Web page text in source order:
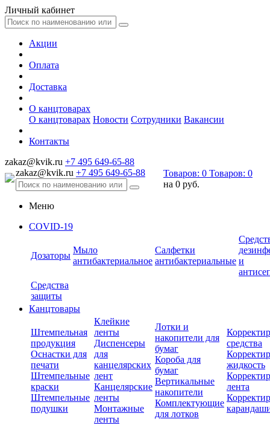
Личный кабинет
Акции
Оплата
Доставка
О канцтоварах
О канцтоварах Новости Сотрудники Вакансии
Контакты
zakaz@kvik.ru +7 495 649-65-88
zakaz@kvik.ru +7 495 649-65-88 Товаров: 0 Товаров: 0
на 0 руб.
Меню
COVID-19
Дозаторы
Мыло
антибактериальное
Салфетки
антибактериальные и
Средства
защиты
Канцтовары
Штемпельная
продукция
Оснастки для
печати
Штемпельные
краски
Штемпельные
подушки
Клейкие
ленты
Диспенсеры
для
канцелярских
лент
Канцелярские
ленты
Монтажные
ленты
Лотки и
накопители для
бумаг
Короба для
бумаг
Вертикальные
накопители
Комплектующие
для лотков
средства
жидкость
лента